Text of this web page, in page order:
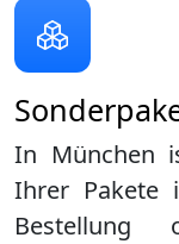
In München
Ihrer Pakete